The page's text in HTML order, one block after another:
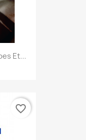
Et...
favorite_border